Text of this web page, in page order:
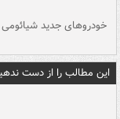
خودروهای جدید شیائومی
این مطالب را از دست